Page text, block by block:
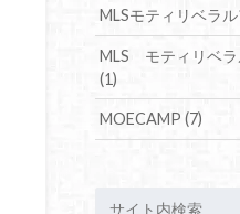
MLSモティリベラ
MLS モティリベラ
(1)
MOECAMP(7)